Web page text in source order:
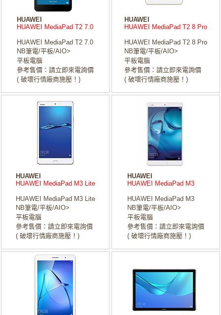
HUAWEI
HUAWEI MediaPad T2 7.0
HUAWEI MediaPad T2 7.0
NB筆電/平板/AIO>
平板電腦
參考售價：請立即來電詢價
( 破壞行情廠商施壓！)
HUAWEI
HUAWEI MediaPad T2 8 Pro
HUAWEI MediaPad T2 8 Pro
NB筆電/平板/AIO>
平板電腦
參考售價：請立即來電詢價
( 破壞行情廠商施壓！)
HUAWEI
HUAWEI MediaPad M3 Lite
HUAWEI MediaPad M3 Lite
NB筆電/平板/AIO>
平板電腦
參考售價：請立即來電詢價
( 破壞行情廠商施壓！)
HUAWEI
HUAWEI MediaPad M3
HUAWEI MediaPad M3
NB筆電/平板/AIO>
平板電腦
參考售價：請立即來電詢價
( 破壞行情廠商施壓！)